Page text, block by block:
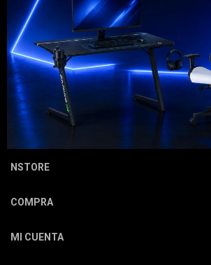
NEWSLETTER
¡Suscribite y recibí todas nuestras
NSTORE
COMPRA
MI CUENTA
Hogar
Movilidad
Marcas